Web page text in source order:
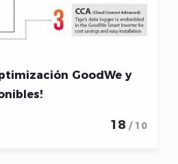
GoodWe y
18 / 10